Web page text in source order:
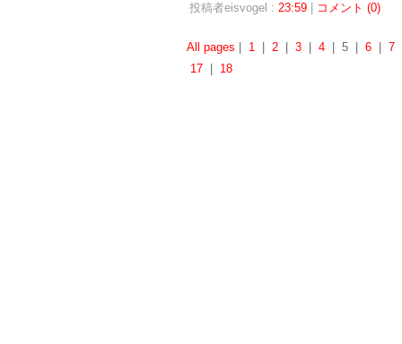
投稿者eisvogel : 23:59| コメント (0)
All pages 1 2 3 4 | 5 | 6 7
17
18